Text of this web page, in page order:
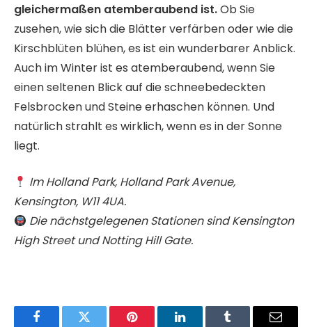
gleichermaßen atemberaubend ist.Ob Sie
zusehen, wie sich die Blätter verfärben oder wie die
Kirschblüten blühen, es ist ein wunderbarer Anblick.
Auch im Winter ist es atemberaubend, wenn Sie
einen seltenen Blick auf die schneebedeckten
Felsbrocken und Steine ​​erhaschen können. Und
natürlich strahlt es wirklich, wenn es in der Sonne
liegt.
Im Holland Park, Holland Park Avenue,
Kensington, W11 4UA.
Die nächstgelegenen Stationen sind Kensington
High Street und Notting Hill Gate.